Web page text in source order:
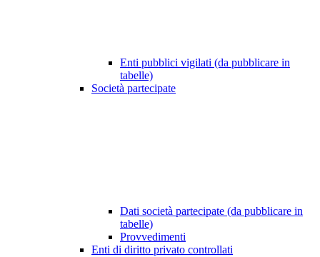
Enti pubblici vigilati (da pubblicare in
tabelle)
Società partecipate
Dati società partecipate (da pubblicare in
tabelle)
Provvedimenti
Enti di diritto privato controllati